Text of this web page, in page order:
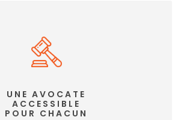
UNE AVOCATE
ACCESSIBLE
POUR CHACUN